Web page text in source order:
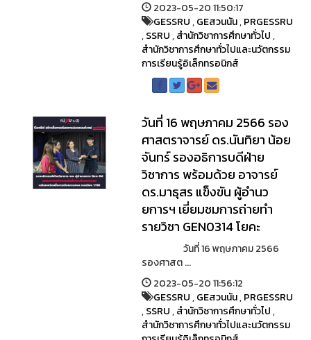
2023-05-20 11:50:17
GESSRU,GEสวนนัน,PRGESSRU
,SSRU,สำนักวิชาการศึกษาทั่วไป,
สำนักวิชาการศึกษาทั่วไปและนวัตกรรม
การเรียนรู้อิเล็กทรอนิกส์
วันที่ 16 พฤษภาคม 2566 รอง
ศาสตราจารย์ ดร.นันทิยา น้อย
จันทร์ รองอธิการบดีฝ่าย
วิชาการ พร้อมด้วย อาจารย์
ดร.มาธุสร แข็งขัน ผู้อำนว
ยการฯ เยี่ยมชมการถ่ายทำ
รายวิชา GEN0314 โยคะ
วันที่ 16 พฤษภาคม 2566
รองศาสต ...
2023-05-20 11:56:12
GESSRU,GEสวนนัน,PRGESSRU
,SSRU,สำนักวิชาการศึกษาทั่วไป,
สำนักวิชาการศึกษาทั่วไปและนวัตกรรม